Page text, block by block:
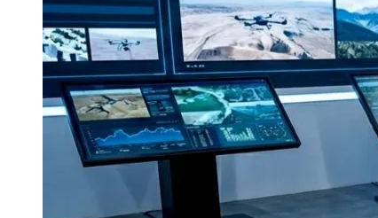
Negócios Regionais
Turismo
Segurança Regional
Hospitais Estaduais
Parques & Represas
Cidades da Região
Santana de ParnaíbaOsascoCarapicuíbaJandiraItapevi
Para Sua Empresa
Anuncie Regional
Novo